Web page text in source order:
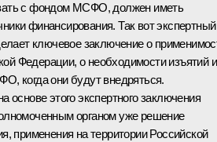
с фондом МСФО, должен иметь
финансирования. Так вот экспертный
ключевое заключение о
Федерации, о необходимости изъятий
когда они будут внедряться.
основе этого экспертного заключения
органом уже решение
применения на территории Российской